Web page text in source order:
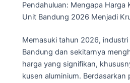
Pendahuluan: Mengapa Harga
Unit Bandung 2026 Menjadi
Memasuki tahun 2026,
Bandung dan sekitarnya
harga yang signifikan,
kusen aluminium. Berdasarkan